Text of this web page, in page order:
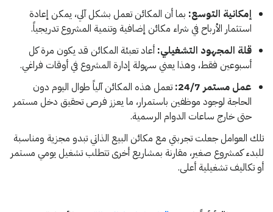
إمكانية التوسع: بما أن المكائن تعمل بشكل آلي، يمكن إعادة
استثمار الأرباح في شراء مكائن إضافية وتنمية المشروع تدريجياً.
قلة المجهود التشغيلي: أعاد تعبئة المكائن قد يكون مرة كل
أسبوعين فقط، وهذا يعني سهولة إدارة المشروع في أوقات فراغي.
عمل مستمر 24/7:
تعمل هذه المكائن آلياً طوال اليوم دون
الحاجة لوجود موظفين باستمرار، ما يعزز فرص تحقيق دخل مستمر
حتى خارج ساعات الدوام الرسمية.
تلك العوامل جعلت تجربتي مع مكائن البيع الذاتي تبدو مجزية ومناسبة
للبدء كمشروع صغير، مقارنة بمشاريع أخرى تتطلب تشغيل يومي مستمر
أو تكاليف تشغيلية أعلى.